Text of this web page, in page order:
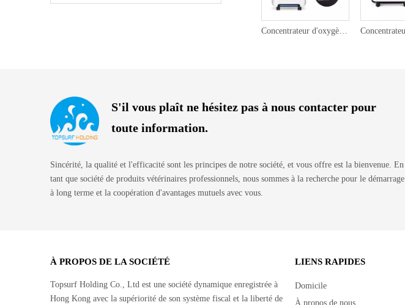
S'il vous plaît ne hésitez pas à nous contacter pour
toute information.
Sincérité, la qualité et l'efficacité sont les principes de notre société, et vous offre est la bienvenue. En
tant que société de produits vétérinaires professionnels, nous sommes à la recherche pour le démarrage
à long terme et la coopération d'avantages mutuels avec vous.
À PROPOS DE LA SOCIÉTÉ
Topsurf Holding Co., Ltd est une société dynamique enregistrée à
Hong Kong avec la supériorité de son système fiscal et la liberté de
LIENS RAPIDES
Domicile
À propos de nous